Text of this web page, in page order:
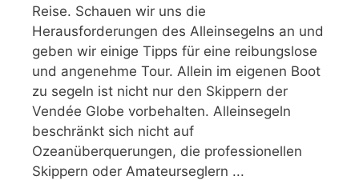
Reise. Schauen wir uns die
Herausforderungen des Alleinsegelns an und
geben wir einige Tipps für eine reibungslose
und angenehme Tour. Allein im eigenen Boot
zu segeln ist nicht nur den Skippern der
Vendée Globe vorbehalten. Alleinsegeln
beschränkt sich nicht auf
Ozeanüberquerungen, die professionellen
Skippern oder Amateurseglern ...